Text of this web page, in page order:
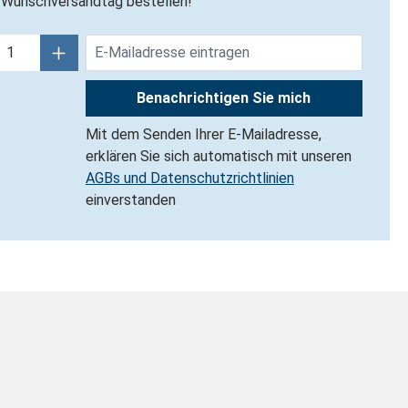
Benachrichtigen Sie mich
Mit dem Senden Ihrer E-Mailadresse,
erklären Sie sich automatisch mit unseren
AGBs und Datenschutzrichtlinien
einverstanden